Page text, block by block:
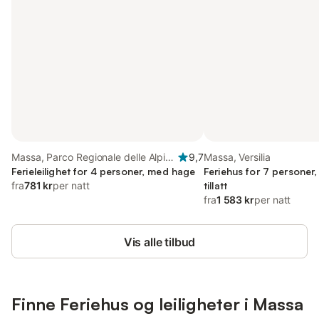
Massa, Parco Regionale delle Alpi
Apuane
9,7
Ferieleilighet for 4 personer, med hage
fra781 krper natt
Massa, Versilia
Feriehus for 7
tillatt
fra1 583 krper natt
Vis alle tilbud
Finne Feriehus og leiligheter i Massa